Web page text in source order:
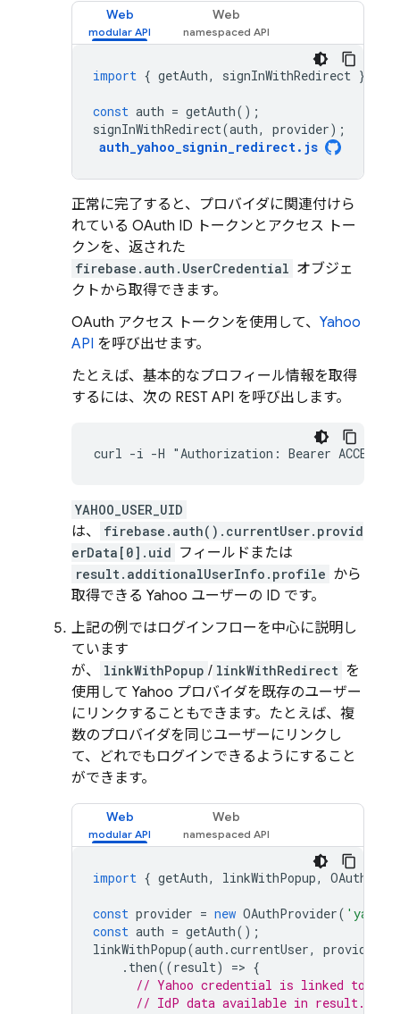
Web Web
import { getAuth, signInWithRedirect }
const auth = getAuth();
signInWithRedirect(auth, provider);
auth_yahoo_signin_redirect. js
正常に完了すると、プロバイダに関連付けら
れている OAuth ID トークンとアクセス トー
クンを、返された
firebase.auth.UserCredential オブジェ
クトから取得できます。
OAuth アクセス トークンを使用して、 Yahoo
API を呼び出せます。
たとえば、基本的なプロフィール情報を取得
するには、次の REST API を呼び出します。
curl -i -H "Authorization: Bearer
YAHOO_USER_UID
は、
firebase.auth().currentUser.provid
erData[0].uid フィールドまたは
result.additionalUserInfo.profile から
取得できる Yahoo ユーザーの ID です。
上記の例ではログインフローを中心に説明し
ています
が、
linkWithPopup / linkWithRedirect を
使用して Yahoo プロバイダを既存のユーザー
にリンクすることもできます。たとえば、複
数のプロバイダを同じユーザーにリンクし
て、どれでもログインできるようにすること
ができます。
Web Web
import { getAuth, linkWithPopup,
const provider = new OAuthProvider(
const auth = getAuth();
linkWithPopup(auth .currentUser, provider
. then((result) => {
// Yahoo credential is linked to the
// IdP data available in